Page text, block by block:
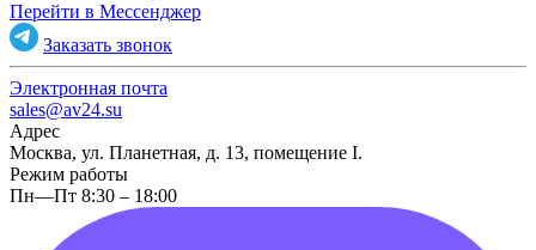
Перейти в Мессенджер
Заказать звонок
Электронная почта
sales@av24.su
Адрес
Москва, ул. Планетная, д. 13, помещение I.
Режим работы
Пн—Пт 8:30 – 18:00